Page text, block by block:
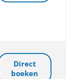
Direct
boeken